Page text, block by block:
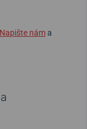
Napište náma